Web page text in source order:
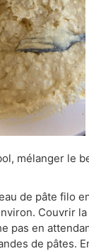
mélanger le
de pâte filo
Couvrir
pas en
de pâtes.